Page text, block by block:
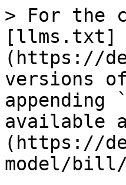
> For the
[llms.txt]
(https://
versions
appending
available
(https://
model/